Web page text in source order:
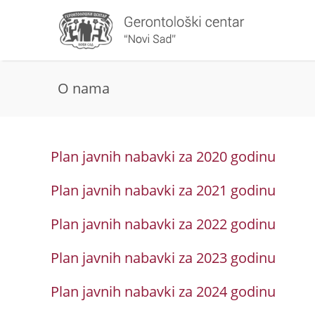
O nama
Plan javnih nabavki za 2020 godinu
Plan javnih nabavki za 2021 godinu
Plan javnih nabavki za 2022 godinu
Plan javnih nabavki za 2023 godinu
Plan javnih nabavki za 2024 godinu